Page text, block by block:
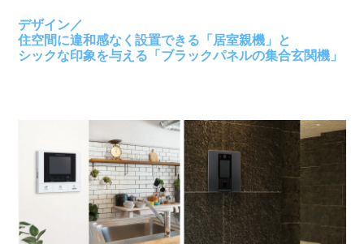
デザイン／
住空間に違和感なく設置できる「居室親機」と
シックな印象を与える「ブラックパネルの集合玄関機」